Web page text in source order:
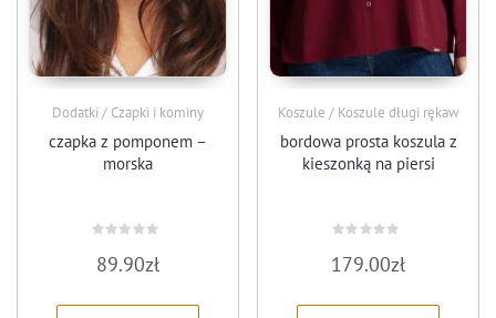
Dodatki / Czapki i kominy
czapka z pomponem –
morska
0
na
89.90zł
Koszule / Koszule długi rękaw
bordowa prosta koszula z
kieszonką na piersi
0
na
179.00zł